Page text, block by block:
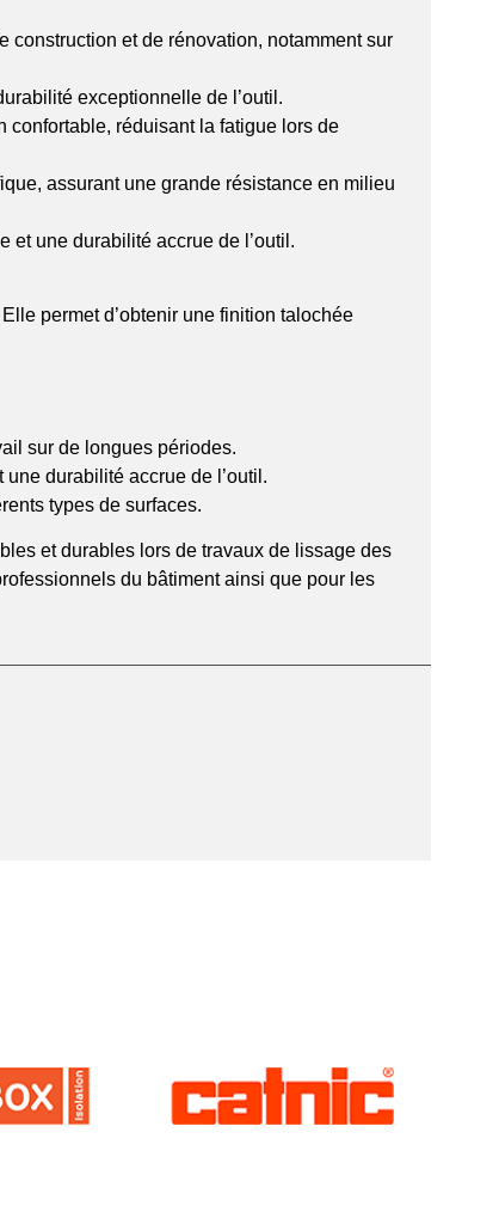
et de rénovation, notamment sur
exceptionnelle de l’outil.
réduisant la fatigue lors de
assurant une grande résistance en milieu
une durabilité accrue de l’outil.
permet d’obtenir une finition talochée
sur de longues périodes.
durabilité accrue de l’outil.
types de surfaces.
et durables lors de travaux de lissage des
du bâtiment ainsi que pour les